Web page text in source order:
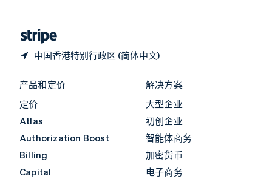
中国香港特别行政区 (简体中文)
产品和定价
定价
Atlas
Authorization Boost
Billing
Capital
解决方案
大型企业
初创企业
智能体商务
加密货币
电子商务